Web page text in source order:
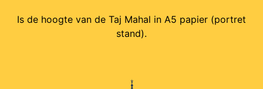
Is de hoogte van de Taj Mahal in A5 papier (portret
stand).